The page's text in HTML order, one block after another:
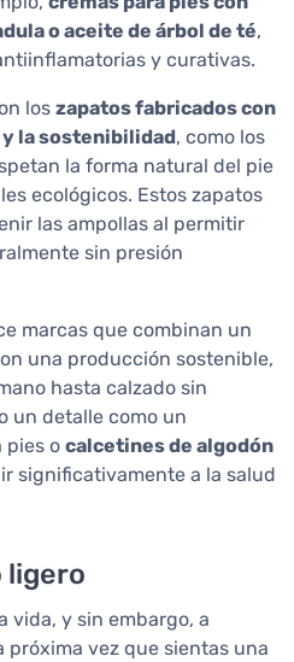
o aceite de árbol de té,
y curativas.
los zapatos fabricados con
la sostenibilidad, como los
la forma natural del pie
ecológicos. Estos zapatos
las ampollas al permitir
sin presión
marcas que combinan un
una producción sostenible,
hasta calzado sin
un detalle como un
pies o calcetines de algodón
significativamente a la salud
ligero
vida, y sin embargo, a
próxima vez que sientas una